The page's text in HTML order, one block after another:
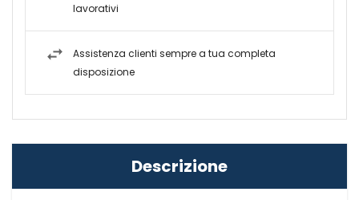
lavorativi
Assistenza clienti sempre a tua completa
disposizione
Descrizione